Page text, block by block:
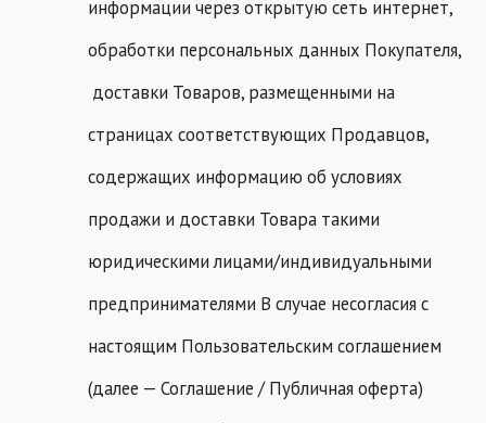
информации через открытую сеть интернет,
обработки персональных данных Покупателя,
доставки Товаров, размещенными на
страницах соответствующих Продавцов,
содержащих информацию об условиях
продажи и доставки Товара такими
юридическими лицами/индивидуальными
предпринимателями В случае несогласия с
настоящим Пользовательским соглашением
(далее — Соглашение / Публичная оферта)